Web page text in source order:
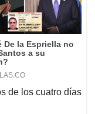
de los cuatro días